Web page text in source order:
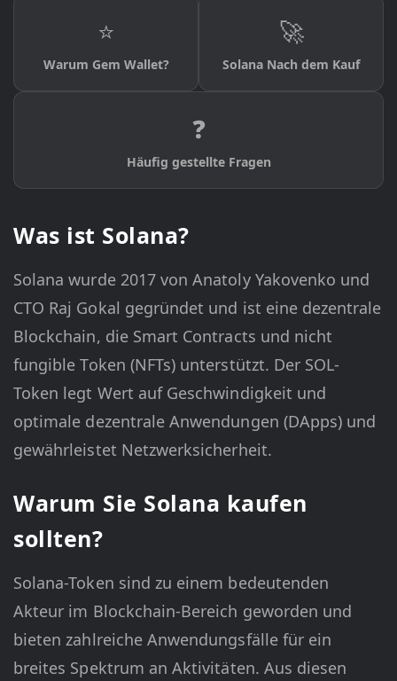
⭐
Warum Gem Wallet?
🚀
Solana Nach dem Kauf
❓
Häufig gestellte Fragen
Was ist Solana?
Solana wurde 2017 von Anatoly Yakovenko und
CTO Raj Gokal gegründet und ist eine dezentrale
Blockchain, die Smart Contracts und nicht
fungible Token (NFTs) unterstützt. Der SOL-
Token legt Wert auf Geschwindigkeit und
optimale dezentrale Anwendungen (DApps) und
gewährleistet Netzwerksicherheit.
Warum Sie Solana kaufen
sollten?
Solana-Token sind zu einem bedeutenden
Akteur im Blockchain-Bereich geworden und
bieten zahlreiche Anwendungsfälle für ein
breites Spektrum an Aktivitäten. Aus diesen